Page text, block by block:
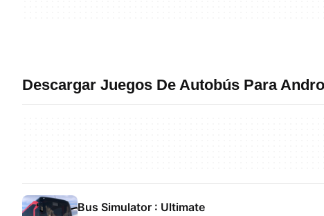
Descargar Juegos De Autobús Para
Bus Simulator : Ultimate